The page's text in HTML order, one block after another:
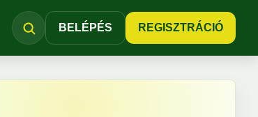
BELÉPÉS REGISZTRÁCIÓ